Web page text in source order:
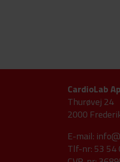
CardioLab
Thurøvej 24
2000
E-mail:
Tlf-nr: 53 54